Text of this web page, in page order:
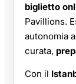
biglietto
Pavillions.
autonomia
curata,
Con il